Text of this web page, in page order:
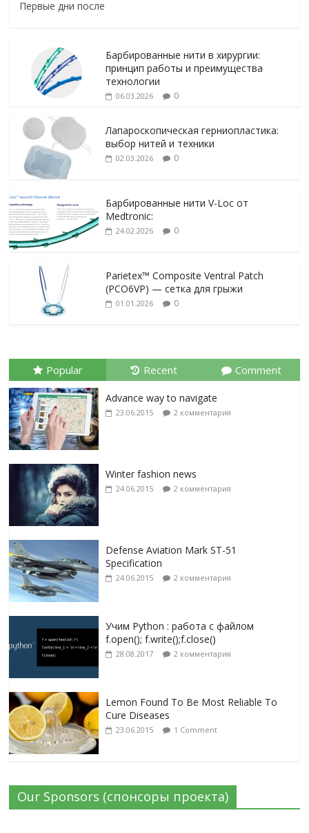
Первые дни после
Барбированные нити в хирургии:
принцип работы и преимущества
технологии
06.03.2026 0
Лапароскопическая герниопластика:
выбор нитей и техники
02.03.2026 0
Барбированные нити V-Loc от
Medtronic:
24.02.2026 0
Parietex™ Composite Ventral Patch
(PCO6VP) — сетка для грыжи
01.01.2026 0
Popular Recent Comment
Advance way to navigate
23.06.2015 2 комментария
Winter fashion news
24.06.2015 2 комментария
Defense Aviation Mark ST-51
Specification
24.06.2015 2 комментария
Учим Python : работа с файлом
f.open(); f.write();f.close()
28.08.2017 2 комментария
Lemon Found To Be Most Reliable To
Cure Diseases
23.06.2015 1 Comment
Our Sponsors (спонсоры проекта)